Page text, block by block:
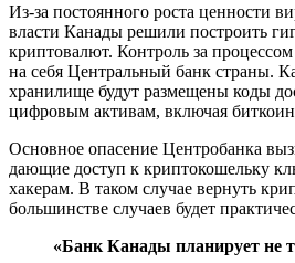
Из-за постоянного роста ценности
власти Канады решили построить
криптовалют. Контроль за процессом
на себя Центральный банк страны.
хранилище будут размещены коды
цифровым активам, включая
Основное опасение Центробанка
дающие доступ к криптокошельку
хакерам. В таком случае вернуть
большинстве случаев будет
«Банк Канады планирует не